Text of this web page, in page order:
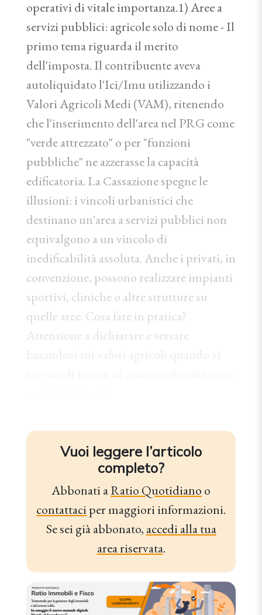
operativi di vitale importanza.1) Aree a
servizi pubblici: agricole solo di nome - Il
primo tema riguarda il merito
dell'imposta. Il contribuente aveva
autoliquidato l'Ici/Imu utilizzando i
Valori Agricoli Medi (VAM), ritenendo
che l'inserimento dell'area nel PRG come
"verde attrezzato" o per "funzioni
pubbliche" ne azzerasse la capacità
edificatoria. La Cassazione spegne le
illusioni: i vincoli urbanistici che
destinano un'area a servizi pubblici non
equivalgono a un vincolo di
inedificabilità assoluta. Anche i privati, in
convenzione, possono realizzare impianti
sportivi, cliniche o altre strutture su
quelle aree. Cosa fare in pratica?
Attenzione a dichiarare e versare
Vuoi leggere l’articolo
completo?
Abbonati aRatio Quotidiano o
contattaciper maggiori informazioni.
Se sei già abbonato, accedi alla tua
area riservata.